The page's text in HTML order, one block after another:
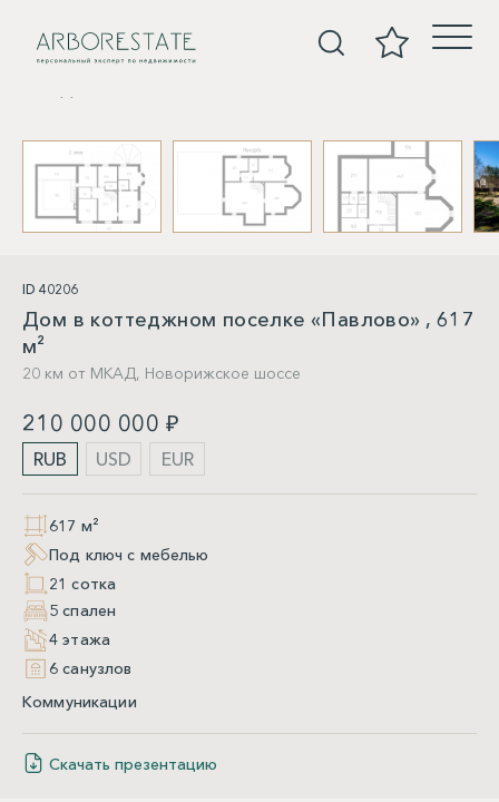
ID 40206
Дом в коттеджном поселке «Павлово» , 617
м²
20 км от МКАД, Новорижское шоссе
210 000 000 ₽
RUB USD EUR
617 м²
Под ключ с мебелью
21 сотка
5 спален
4 этажа
6 санузлов
Коммуникации
Скачать презентацию